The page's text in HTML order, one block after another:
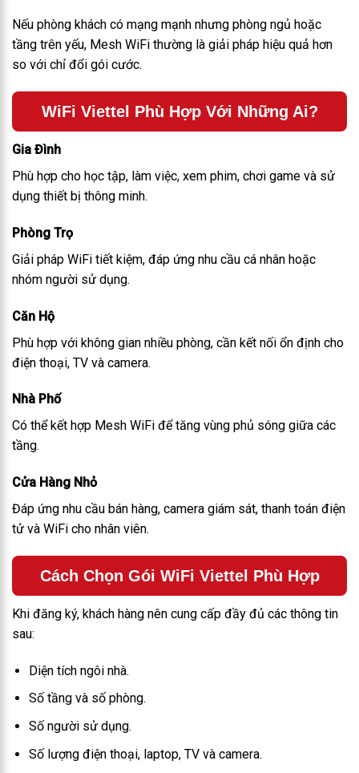
Nếu phòng khách có mạng mạnh nhưng phòng ngủ hoặc
tầng trên yếu, Mesh WiFi thường là giải pháp hiệu quả hơn
so với chỉ đổi gói cước.
WiFi Viettel Phù Hợp Với Những Ai?
Gia Đình
Phù hợp cho học tập, làm việc, xem phim, chơi game và sử
dụng thiết bị thông minh.
Phòng Trọ
Giải pháp WiFi tiết kiệm, đáp ứng nhu cầu cá nhân hoặc
nhóm người sử dụng.
Căn Hộ
Phù hợp với không gian nhiều phòng, cần kết nối ổn định cho
điện thoại, TV và camera.
Nhà Phố
Có thể kết hợp Mesh WiFi để tăng vùng phủ sóng giữa các
tầng.
Cửa Hàng Nhỏ
Đáp ứng nhu cầu bán hàng, camera giám sát, thanh toán điện
tử và WiFi cho nhân viên.
Cách Chọn Gói WiFi Viettel Phù Hợp
Khi đăng ký, khách hàng nên cung cấp đầy đủ các thông tin
sau:
Diện tích ngôi nhà.
Số tầng và số phòng.
Số người sử dụng.
Số lượng điện thoại, laptop, TV và camera.